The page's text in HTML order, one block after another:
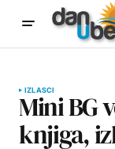
IZLASCI
Mini BG
knjiga,